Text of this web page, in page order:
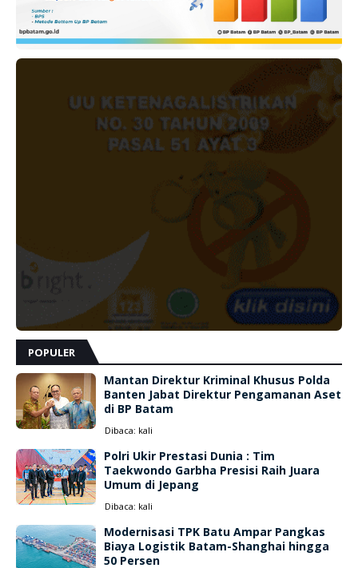
POPULER
Mantan Direktur Kriminal Khusus Polda
Banten Jabat Direktur Pengamanan Aset
di BP Batam
Dibaca: kali
Polri Ukir Prestasi Dunia : Tim
Taekwondo Garbha Presisi Raih Juara
Umum di Jepang
Dibaca: kali
Modernisasi TPK Batu Ampar Pangkas
Biaya Logistik Batam-Shanghai hingga
50 Persen